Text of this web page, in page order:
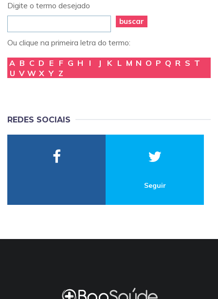
Digite o termo desejado
buscar
Ou clique na primeira letra do termo:
A B C D E F G H I J K L M N O P Q R S T
U V W X Y Z
REDES SOCIAIS
Seguir